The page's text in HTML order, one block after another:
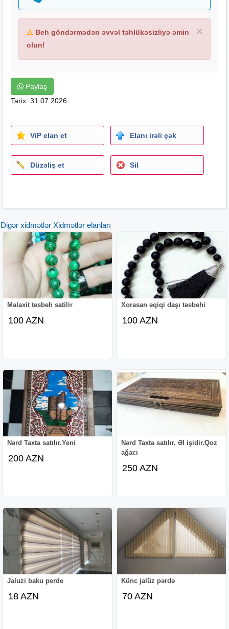
×
⚠ Beh göndərmədən əvvəl təhlükəsizliyə əmin
olun!
Paylaş
Tarix: 31.07.2026
ViP elan et Elanı irəli çək
Düzəliş et Sil
Digər xidmətlər Xidmətlər elanları
Malaxit tesbeh satilir
100 AZN
Xorasan əqiqi daşı təsbehi
100 AZN
Nərd Taxta satılır.Yeni
200 AZN
Nərd Taxta satılır. Əl işidir.Qoz
ağacı
250 AZN
Jaluzi baku perde
18 AZN
Künc jalüz pərdə
70 AZN